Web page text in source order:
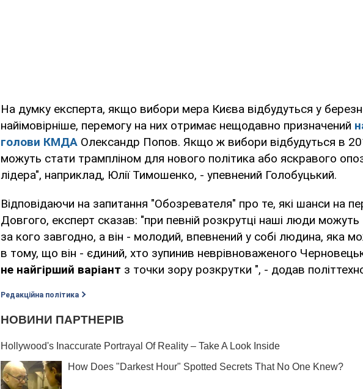
На думку експерта, якщо вибори мера Києва відбудуться у
найімовірніше, перемогу на них отримає нещодавно призначений
голови КМДА Олександр Попов. Якщо ж вибори відбудуться в
можуть стати трампліном для нового політика або яскравого
лідера", наприклад, Юлії Тимошенко, - упевнений Голобуцький.
Відповідаючи на запитання "Обозревателя" про те, які шанси на
Довгого, експерт сказав: "при певній розкрутці наші люди
за кого завгодно, а він - молодий, впевнений у собі людина, яка
в тому, що він - єдиний, хто зупинив неврівноваженого
не найгірший варіант з точки зору розкрутки ", - додав
Редакційна політика